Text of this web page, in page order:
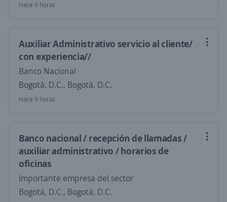
Hace 9 horas
Auxiliar Administrativo servicio al cliente/
con experiencia//
Banco Nacional
Bogotá, D.C., Bogotá, D.C.
Hace 9 horas
Banco nacional / recepción de llamadas /
auxiliar administrativo / horarios de
oficinas
Importante empresa del sector
Bogotá, D.C., Bogotá, D.C.